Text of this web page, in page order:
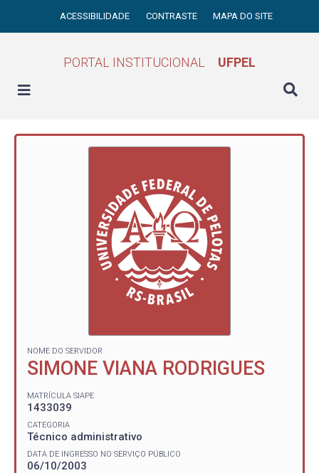
ACESSIBILIDADE CONTRASTE MAPA DO SITE
PORTAL INSTITUCIONAL UFPEL
NOME DO SERVIDOR
SIMONE VIANA RODRIGUES
MATRÍCULA SIAPE
1433039
CATEGORIA
Técnico administrativo
DATA DE INGRESSO NO SERVIÇO PÚBLICO
06/10/2003